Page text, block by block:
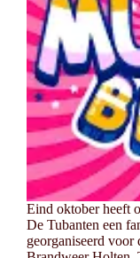
Eind oktober heeft
De Tubanten een
georganiseerd voor